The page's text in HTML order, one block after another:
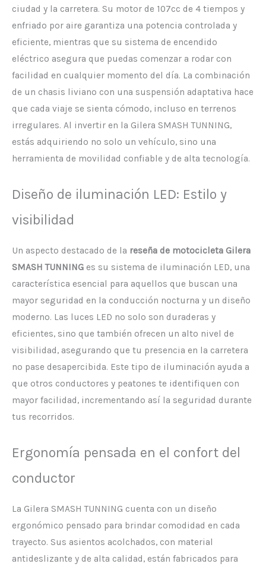
ciudad y la carretera. Su motor de 107cc de 4 tiempos y
enfriado por aire garantiza una potencia controlada y
eficiente, mientras que su sistema de encendido
eléctrico asegura que puedas comenzar a rodar con
facilidad en cualquier momento del día. La combinación
de un chasis liviano con una suspensión adaptativa hace
que cada viaje se sienta cómodo, incluso en terrenos
irregulares. Al invertir en la Gilera SMASH TUNNING,
estás adquiriendo no solo un vehículo, sino una
herramienta de movilidad confiable y de alta tecnología.
Diseño de iluminación LED: Estilo y
visibilidad
Un aspecto destacado de la reseña de motocicleta Gilera
SMASH TUNNING es su sistema de iluminación LED, una
característica esencial para aquellos que buscan una
mayor seguridad en la conducción nocturna y un diseño
moderno. Las luces LED no solo son duraderas y
eficientes, sino que también ofrecen un alto nivel de
visibilidad, asegurando que tu presencia en la carretera
no pase desapercibida. Este tipo de iluminación ayuda a
que otros conductores y peatones te identifiquen con
mayor facilidad, incrementando así la seguridad durante
tus recorridos.
Ergonomía pensada en el confort del
conductor
La Gilera SMASH TUNNING cuenta con un diseño
ergonómico pensado para brindar comodidad en cada
trayecto. Sus asientos acolchados, con material
antideslizante y de alta calidad, están fabricados para